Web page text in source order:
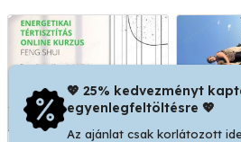
💖 25% kedvezményt
egyenlegfeltöltésre 💖
Az ajánlat csak korlátozott